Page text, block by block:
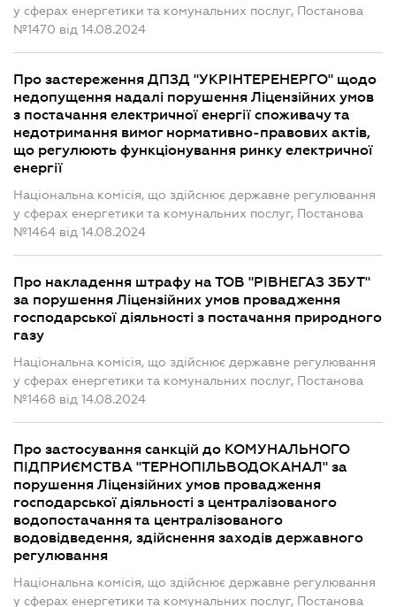
у сферах енергетики та комунальних послуг, Постанова
№1470 від 14.08.2024
Про застереження ДПЗД "УКРІНТЕРЕНЕРГО" щодо
недопущення надалі порушення Ліцензійних умов
з постачання електричної енергії споживачу та
недотримання вимог нормативно-правових актів,
що регулюють функціонування ринку електричної
енергії
Національна комісія, що здійснює державне регулювання
у сферах енергетики та комунальних послуг, Постанова
№1464 від 14.08.2024
Про накладення штрафу на ТОВ "РІВНЕГАЗ ЗБУТ"
за порушення Ліцензійних умов провадження
господарської діяльності з постачання природного
газу
Національна комісія, що здійснює державне регулювання
у сферах енергетики та комунальних послуг, Постанова
№1468 від 14.08.2024
Про застосування санкцій до КОМУНАЛЬНОГО
ПІДПРИЄМСТВА "ТЕРНОПІЛЬВОДОКАНАЛ" за
порушення Ліцензійних умов провадження
господарської діяльності з централізованого
водопостачання та централізованого
водовідведення, здійснення заходів державного
регулювання
Національна комісія, що здійснює державне регулювання
у сферах енергетики та комунальних послуг, Постанова